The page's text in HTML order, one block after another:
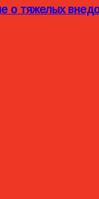
о тяжелых